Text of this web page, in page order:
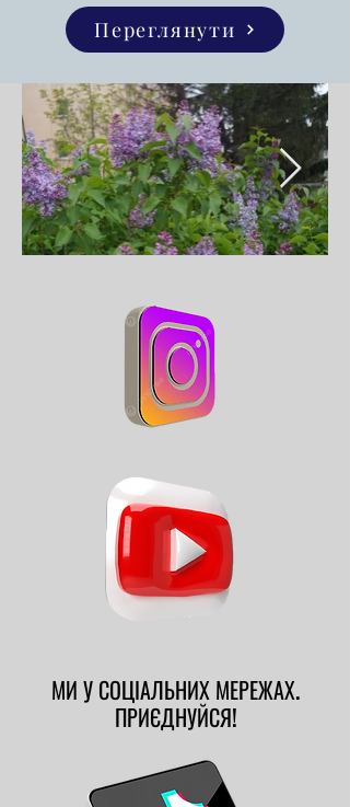
Переглянути
МИ У СОЦІАЛЬНИХ МЕРЕЖАХ.
ПР�ИЄДНУЙСЯ!
МИ У СОЦІАЛЬНИХ МЕРЕЖАХ.
ПРИЄДНУЙСЯ!